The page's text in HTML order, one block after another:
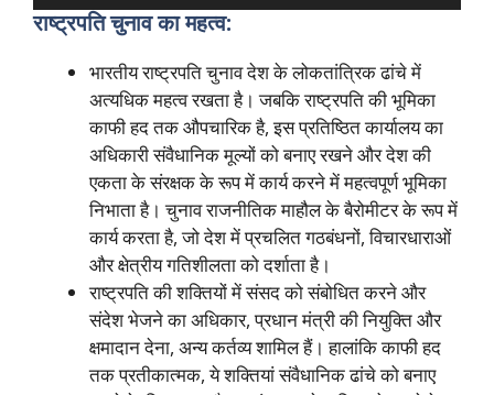
राष्ट्रपति चुनाव का महत्व:
भारतीय राष्ट्रपति चुनाव देश के लोकतांत्रिक ढांचे में
अत्यधिक महत्व रखता है। जबकि राष्ट्रपति की भूमिका
काफी हद तक औपचारिक है, इस प्रतिष्ठित कार्यालय का
अधिकारी संवैधानिक मूल्यों को बनाए रखने और देश की
एकता के संरक्षक के रूप में कार्य करने में महत्वपूर्ण भूमिका
निभाता है। चुनाव राजनीतिक माहौल के बैरोमीटर के रूप में
कार्य करता है, जो देश में प्रचलित गठबंधनों, विचारधाराओं
और क्षेत्रीय गतिशीलता को दर्शाता है।
राष्ट्रपति की शक्तियों में संसद को संबोधित करने और
संदेश भेजने का अधिकार, प्रधान मंत्री की नियुक्ति और
क्षमादान देना, अन्य कर्तव्य शामिल हैं। हालांकि काफी हद
तक प्रतीकात्मक, ये शक्तियां संवैधानिक ढांचे को बनाए